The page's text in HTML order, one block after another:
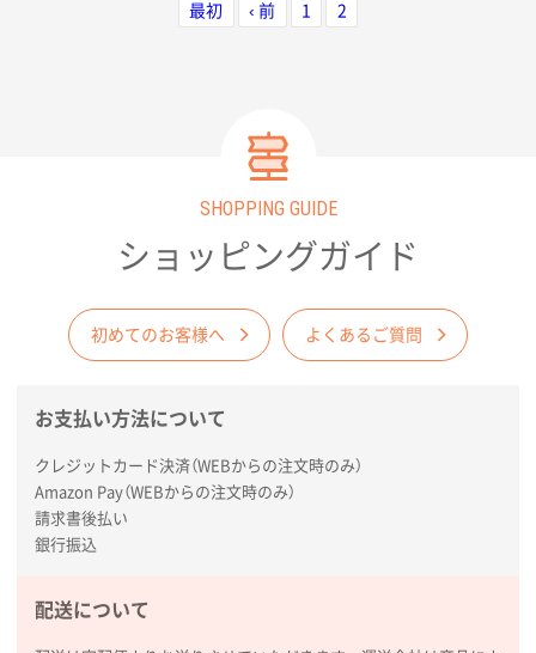
初めての方へ
ご注文の流れ
お見積書の作成方法
最初 ‹ 前 1 2
SHOPPING GUIDE
ショッピングガイド
初めてのお客様へ よくあるご質問
お支払い方法について
クレジットカード決済（WEBからの注文時のみ）
Amazon Pay（WEBからの注文時のみ）
請求書後払い
銀行振込
配送について